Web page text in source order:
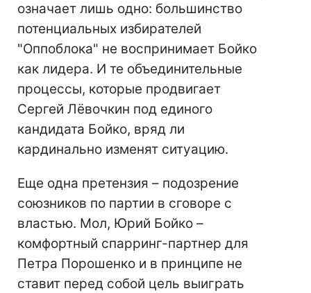
означает лишь одно: большинство
потенциальных избирателей
"Оппоблока" не воспринимает Бойко
как лидера. И те объединительные
процессы, которые продвигает
Сергей Лёвочкин под единого
кандидата Бойко, вряд ли
кардинально изменят ситуацию.
Еще одна претензия – подозрение
союзников по партии в сговоре с
властью. Мол, Юрий Бойко –
комфортный спарринг-партнер для
Петра Порошенко и в принципе не
ставит перед собой цель выиграть